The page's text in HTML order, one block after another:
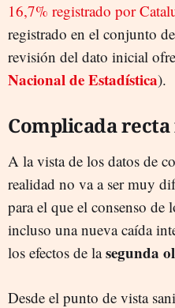
16,7% registrado por
registrado en el conjunto
revisión del dato inicial
Nacional de Estadística).
Complicada
A la vista de los datos de
realidad no va a ser muy
para el que el consenso de
incluso una nueva caída
los efectos de lasegunda
Desde el punto de vista